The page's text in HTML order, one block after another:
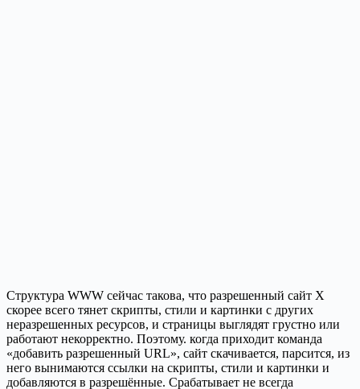
Структура WWW сейчас такова, что разрешенный сайт X
скорее всего тянет скрипты, стили и картинки с других
неразрешенных ресурсов, и страницы выглядят грустно или
работают некорректно. Поэтому. когда приходит команда
«добавить разрешенный URL», сайт скачивается, парсится, из
него вынимаются ссылки на скрипты, стили и картинки и
добавляются в разрешённые. Cрабатывает не всегда